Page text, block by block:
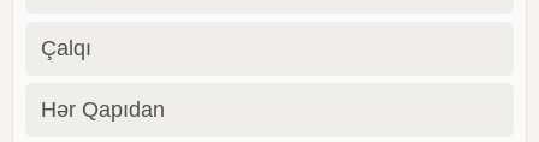
Çalqı
Hər Qapıdan